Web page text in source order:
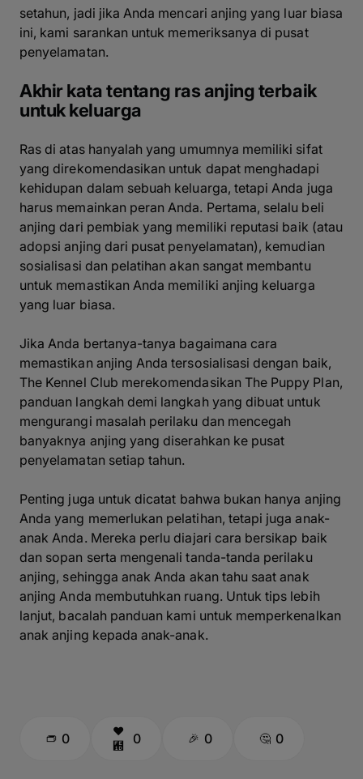
setahun, jadi jika Anda mencari anjing yang luar biasa
ini, kami sarankan untuk memeriksanya di pusat
penyelamatan.
Akhir kata tentang ras anjing terbaik
untuk keluarga
Ras di atas hanyalah yang umumnya memiliki sifat
yang direkomendasikan untuk dapat menghadapi
kehidupan dalam sebuah keluarga, tetapi Anda juga
harus memainkan peran Anda. Pertama, selalu beli
anjing dari pembiak yang memiliki reputasi baik (atau
adopsi anjing dari pusat penyelamatan), kemudian
sosialisasi dan pelatihan akan sangat membantu
untuk memastikan Anda memiliki anjing keluarga
yang luar biasa.
Jika Anda bertanya-tanya bagaimana cara
memastikan anjing Anda tersosialisasi dengan baik,
The Kennel Club merekomendasikan The Puppy Plan,
panduan langkah demi langkah yang dibuat untuk
mengurangi masalah perilaku dan mencegah
banyaknya anjing yang diserahkan ke pusat
penyelamatan setiap tahun.
Penting juga untuk dicatat bahwa bukan hanya anjing
Anda yang memerlukan pelatihan, tetapi juga anak-
anak Anda. Mereka perlu diajari cara bersikap baik
dan sopan serta mengenali tanda-tanda perilaku
anjing, sehingga anak Anda akan tahu saat anak
anjing Anda membutuhkan ruang. Untuk tips lebih
lanjut, bacalah panduan kami untuk memperkenalkan
anak anjing kepada anak-anak.
0 0 0 0